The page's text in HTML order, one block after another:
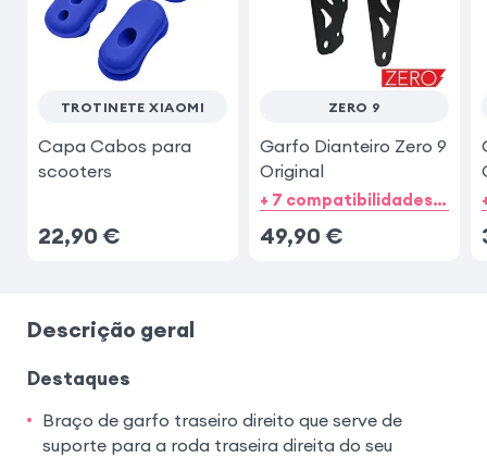
TROTINETE XIAOMI
Capa Cabos para
scooters
22,90 €
ZERO 9
Garfo Dianteiro Zero 9
Original
+ 7 compatibilidades de categorias + 8 Opções
49,90 €
Descrição geral
Destaques
Braço de garfo traseiro direito que serve de
suporte para a roda traseira direita do seu